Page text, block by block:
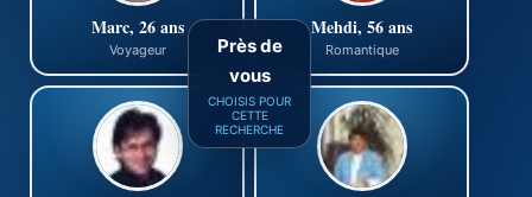
Marc, 26 ans
Voyageur
Mehdi, 56 ans
Romantique
Près de
vous
CHOISIS POUR
CETTE
RECHERCHE